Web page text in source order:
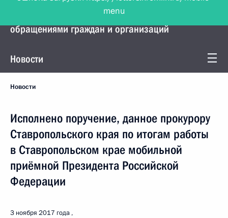
Управление Президента по работе с
обращениями граждан и организаций
Новости
Новости
Исполнено поручение, данное прокурору
Ставропольского края по итогам работы
в Ставропольском крае мобильной
приёмной Президента Российской
Федерации
3 ноября 2017 года
menu